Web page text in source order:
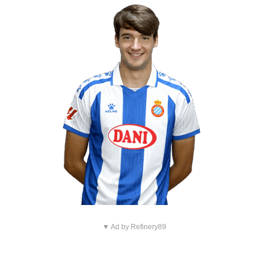
▼ Ad by Refinery89